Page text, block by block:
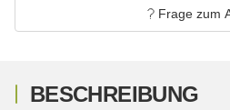
Frage zum
BESCHREIBUNG